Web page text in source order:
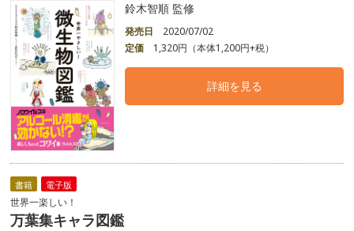
鈴木智順 監修
発売日
2020/07/02
定価
1,320円（本体1,200円+税）
詳細を見る
書籍 電子版
世界一楽しい！
万葉集キャラ図鑑